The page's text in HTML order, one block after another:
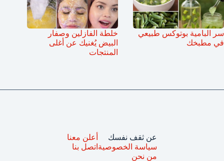
سر البامية بوتوكس طبيعي
في مطبخك
خلطة الفازلين وصفار
البيض يُغنيك عن أغلى
المنتجات
عن ثقف نفسك
سياسة الخصوصية
من نحن
أعلن معنا
اتصل بنا